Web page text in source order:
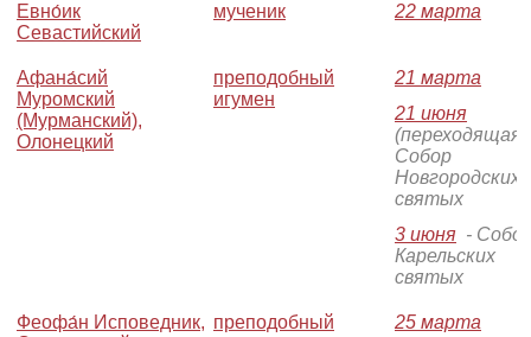
Евно́ик
Севастийский
мученик 22 марта
Афана́сий
Муромский
(Мурманский),
Олонецкий
преподобный
игумен
21 марта
21 июня
(переходящая)
Собор
Новгородских
святых
3 июня -
Карельских
святых
Феофа́н Исповедник, преподобный 25 марта